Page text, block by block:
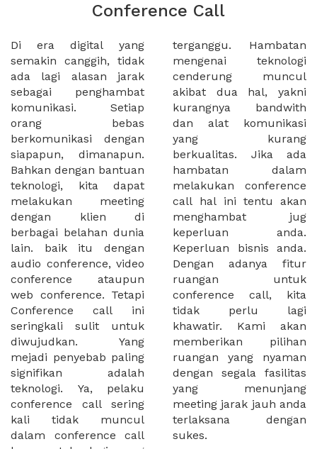
Conference Call
Di era digital yang
semakin canggih, tidak
ada lagi alasan jarak
sebagai penghambat
komunikasi. Setiap
orang bebas
berkomunikasi dengan
siapapun, dimanapun.
Bahkan dengan bantuan
teknologi, kita dapat
melakukan meeting
dengan klien di
berbagai belahan dunia
lain. baik itu dengan
audio conference, video
conference ataupun
web conference. Tetapi
Conference call ini
seringkali sulit untuk
diwujudkan. Yang
mejadi penyebab paling
signifikan adalah
teknologi. Ya, pelaku
conference call sering
kali tidak muncul
dalam conference call
terganggu. Hambatan
mengenai teknologi
cenderung muncul
akibat dua hal, yakni
kurangnya bandwith
dan alat komunikasi
yang kurang
berkualitas. Jika ada
hambatan dalam
melakukan conference
call hal ini tentu akan
menghambat jug
keperluan anda.
Keperluan bisnis anda.
Dengan adanya fitur
ruangan untuk
conference call, kita
tidak perlu lagi
khawatir. Kami akan
memberikan pilihan
ruangan yang nyaman
dengan segala fasilitas
yang menunjang
meeting jarak jauh anda
terlaksana dengan
sukes.